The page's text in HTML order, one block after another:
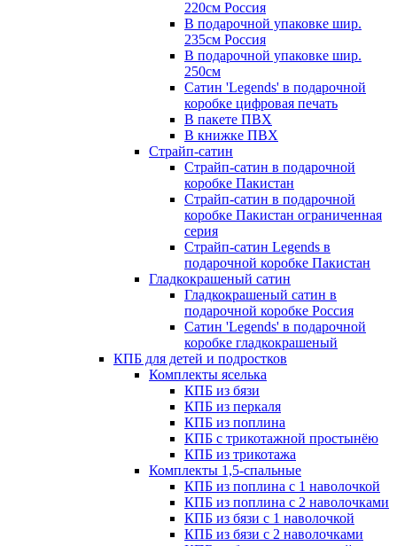
220см Россия
В подарочной упаковке шир.
235см Россия
В подарочной упаковке шир.
250см
Сатин 'Legends' в подарочной
коробке цифровая печать
В пакете ПВХ
В книжке ПВХ
Страйп-сатин
Страйп-сатин в подарочной
коробке Пакистан
Страйп-сатин в подарочной
коробке Пакистан ограниченная
серия
Страйп-сатин Legends в
подарочной коробке Пакистан
Гладкокрашеный сатин
Гладкокрашеный сатин в
подарочной коробке Россия
Сатин 'Legends' в подарочной
коробке гладкокрашеный
КПБ для детей и подростков
Комплекты яселька
КПБ из бязи
КПБ из перкаля
КПБ из поплина
КПБ с трикотажной простынёю
КПБ из трикотажа
Комплекты 1,5-спальные
КПБ из поплина с 1 наволочкой
КПБ из поплина с 2 наволочками
КПБ из бязи с 1 наволочкой
КПБ из бязи с 2 наволочками